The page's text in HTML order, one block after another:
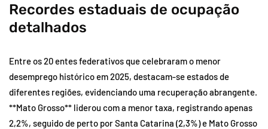
Recordes estaduais de ocupação
detalhados
Entre os 20 entes federativos que celebraram o menor
desemprego histórico em 2025, destacam-se estados de
diferentes regiões, evidenciando uma recuperação abrangente.
**Mato Grosso** liderou com a menor taxa, registrando apenas
2,2%, seguido de perto por Santa Catarina (2,3%) e Mato Grosso